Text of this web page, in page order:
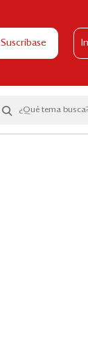
Suscríbase